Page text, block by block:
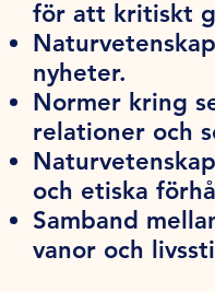
för att kritiskt
nyheter.
Normer kring
relationer och
och etiska
Samband
vanor och